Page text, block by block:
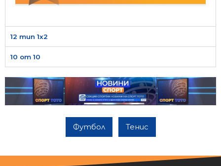
12 тип 1х2
10 от 10
Футбол Тенис